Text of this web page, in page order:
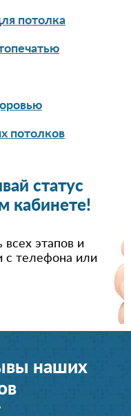
потолка
потолков
статус
кабинете!
всех этапов и
с телефона или
наших